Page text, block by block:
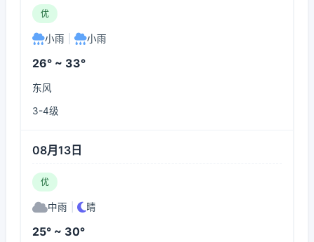
优
小雨 小雨
26° ~ 33°
东风
3-4级
08月13日
优
中雨 晴
25° ~ 30°